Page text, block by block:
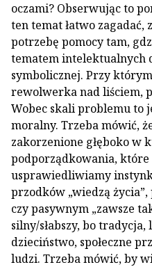
oczami? Obserwując to
ten temat łatwo
potrzebę pomocy tam,
tematem intelektualnych
symbolicznej. Przy
rewolwerka nad liściem,
Wobec skali problemu to
moralny. Trzeba mówić,
zakorzenione głęboko w
podporządkowania,
usprawiedliwiamy
przodków „wiedzą
czy pasywnym „zawsze
silny/słabszy, bo tradycja,
dzieciństwo, społeczne
ludzi. Trzeba mówić, by